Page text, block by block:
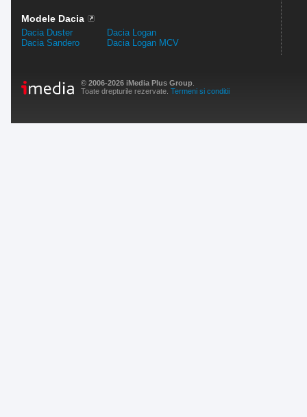
Modele Dacia
Dacia Duster
Dacia Sandero
Dacia Logan
Dacia Logan MCV
© 2006-2026 iMedia Plus Group
Toate drepturile rezervate. Termeni si conditii